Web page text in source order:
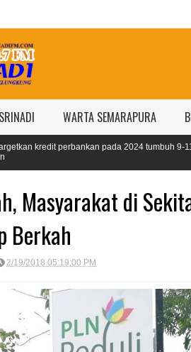
WARTA SEMARAPURA
tumbuh 9-11
IMF proyeksi
Masyarakat di
Berkah
2/19/2018 05:19:00 PM